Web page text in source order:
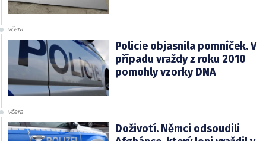
včera
Policie objasnila pomníček. V
případu vraždy z roku 2010
pomohly vzorky DNA
včera
Doživotí. Němci odsoudili